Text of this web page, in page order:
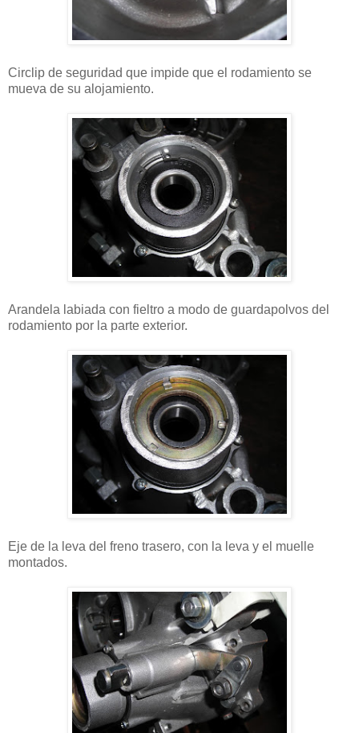
Circlip de seguridad que impide que el rodamiento se
mueva de su alojamiento.
Arandela labiada con fieltro a modo de guardapolvos del
rodamiento por la parte exterior.
Eje de la leva del freno trasero, con la leva y el muelle
montados.